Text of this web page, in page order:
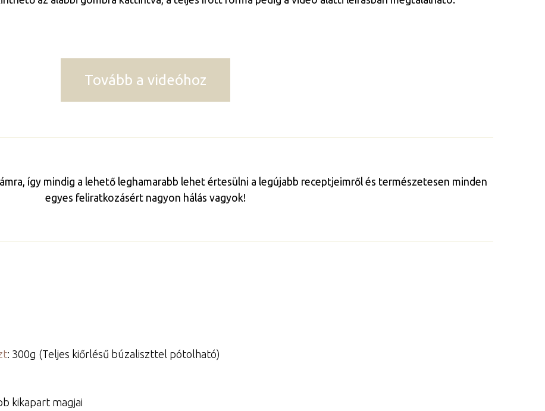
Tovább a videóhoz
így mindig a lehető leghamarabb lehet értesülni a legújabb receptjeimről és természetesen minden
egyes feliratkozásért nagyon hálás vagyok!
: 300g (Teljes kiőrlésű búzaliszttel pótolható)
kikapart magjai